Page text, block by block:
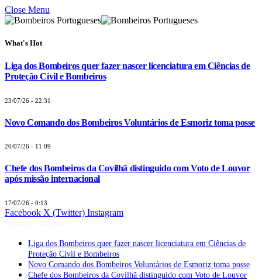
Close Menu
What's Hot
Liga dos Bombeiros quer fazer nascer licenciatura em Ciências de
Proteção Civil e Bombeiros
23/07/26 - 22:31
Novo Comando dos Bombeiros Voluntários de Esmoriz toma posse
20/07/26 - 11:09
Chefe dos Bombeiros da Covilhã distinguido com Voto de Louvor
após missão internacional
17/07/26 - 0:13
Facebook X (Twitter) Instagram
Liga dos Bombeiros quer fazer nascer licenciatura em Ciências de
Proteção Civil e Bombeiros
Novo Comando dos Bombeiros Voluntários de Esmoriz toma posse
Chefe dos Bombeiros da Covilhã distinguido com Voto de Louvor